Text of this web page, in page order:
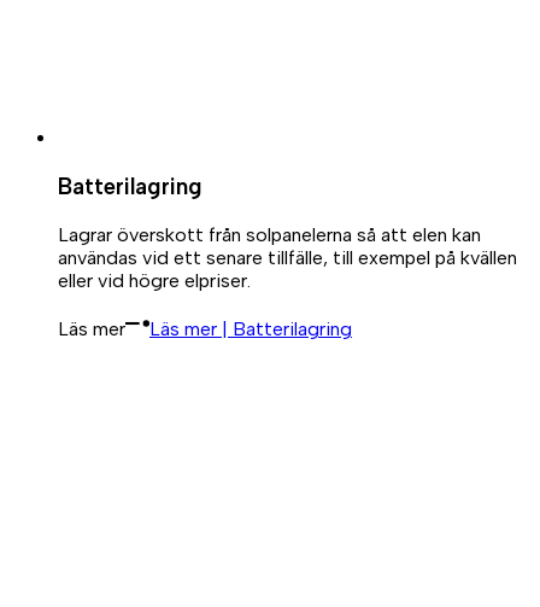
Batterilagring
Lagrar överskott från solpanelerna så att elen kan
användas vid ett senare tillfälle, till exempel på kvällen
eller vid högre elpriser.
Läs mer Läs mer | Batterilagring